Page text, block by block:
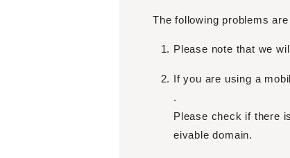
The following problems
Please note that we
If you are using a
.
Please check if there
eivable domain.